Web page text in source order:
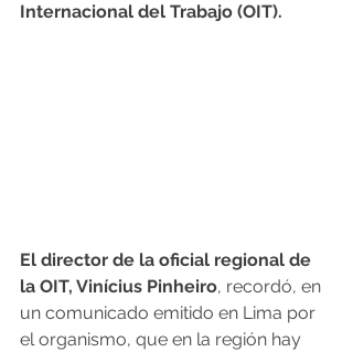
Internacional del Trabajo (OIT).
El director de la oficial regional de
la OIT, Vinícius Pinheiro, recordó, en
un comunicado emitido en Lima por
el organismo, que en la región hay